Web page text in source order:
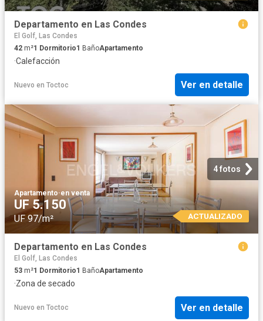
Departamento en Las Condes
El Golf, Las Condes
42 m²1 Dormitorio1 BañoApartamento
·Calefacción
Nuevo en Toctoc Ver en detalle
4 fotos
Apartamento·en venta
UF 5.150
UF 97/m² ACTUALIZADO
Departamento en Las Condes
El Golf, Las Condes
53 m²1 Dormitorio1 BañoApartamento
·Zona de secado
Nuevo en Toctoc Ver en detalle